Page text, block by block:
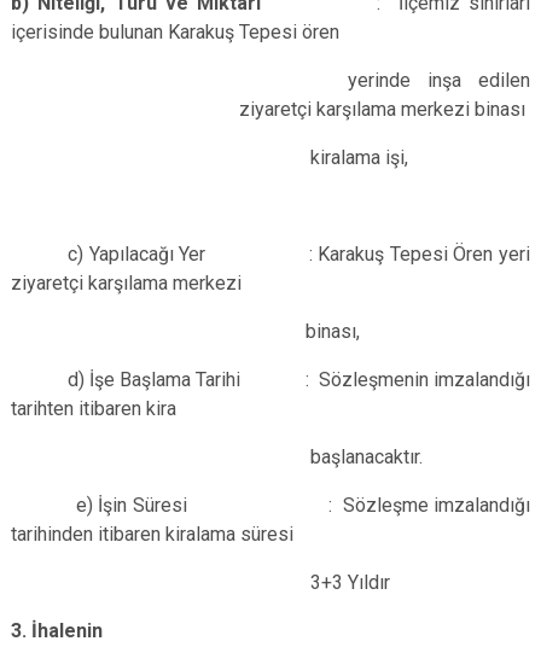
içerisinde bulunan Karakuş Tepesi ören
yerinde inşa edilen
ziyaretçi karşılama merkezi binası
kiralama işi,
c) Yapılacağı Yer : Karakuş Tepesi Ören yeri
ziyaretçi karşılama merkezi
binası,
d) İşe Başlama Tarihi : Sözleşmenin imzalandığı
tarihten itibaren kira
başlanacaktır.
e) İşin Süresi : Sözleşme imzalandığı
tarihinden itibaren kiralama süresi
3+3 Yıldır
3. İhalenin